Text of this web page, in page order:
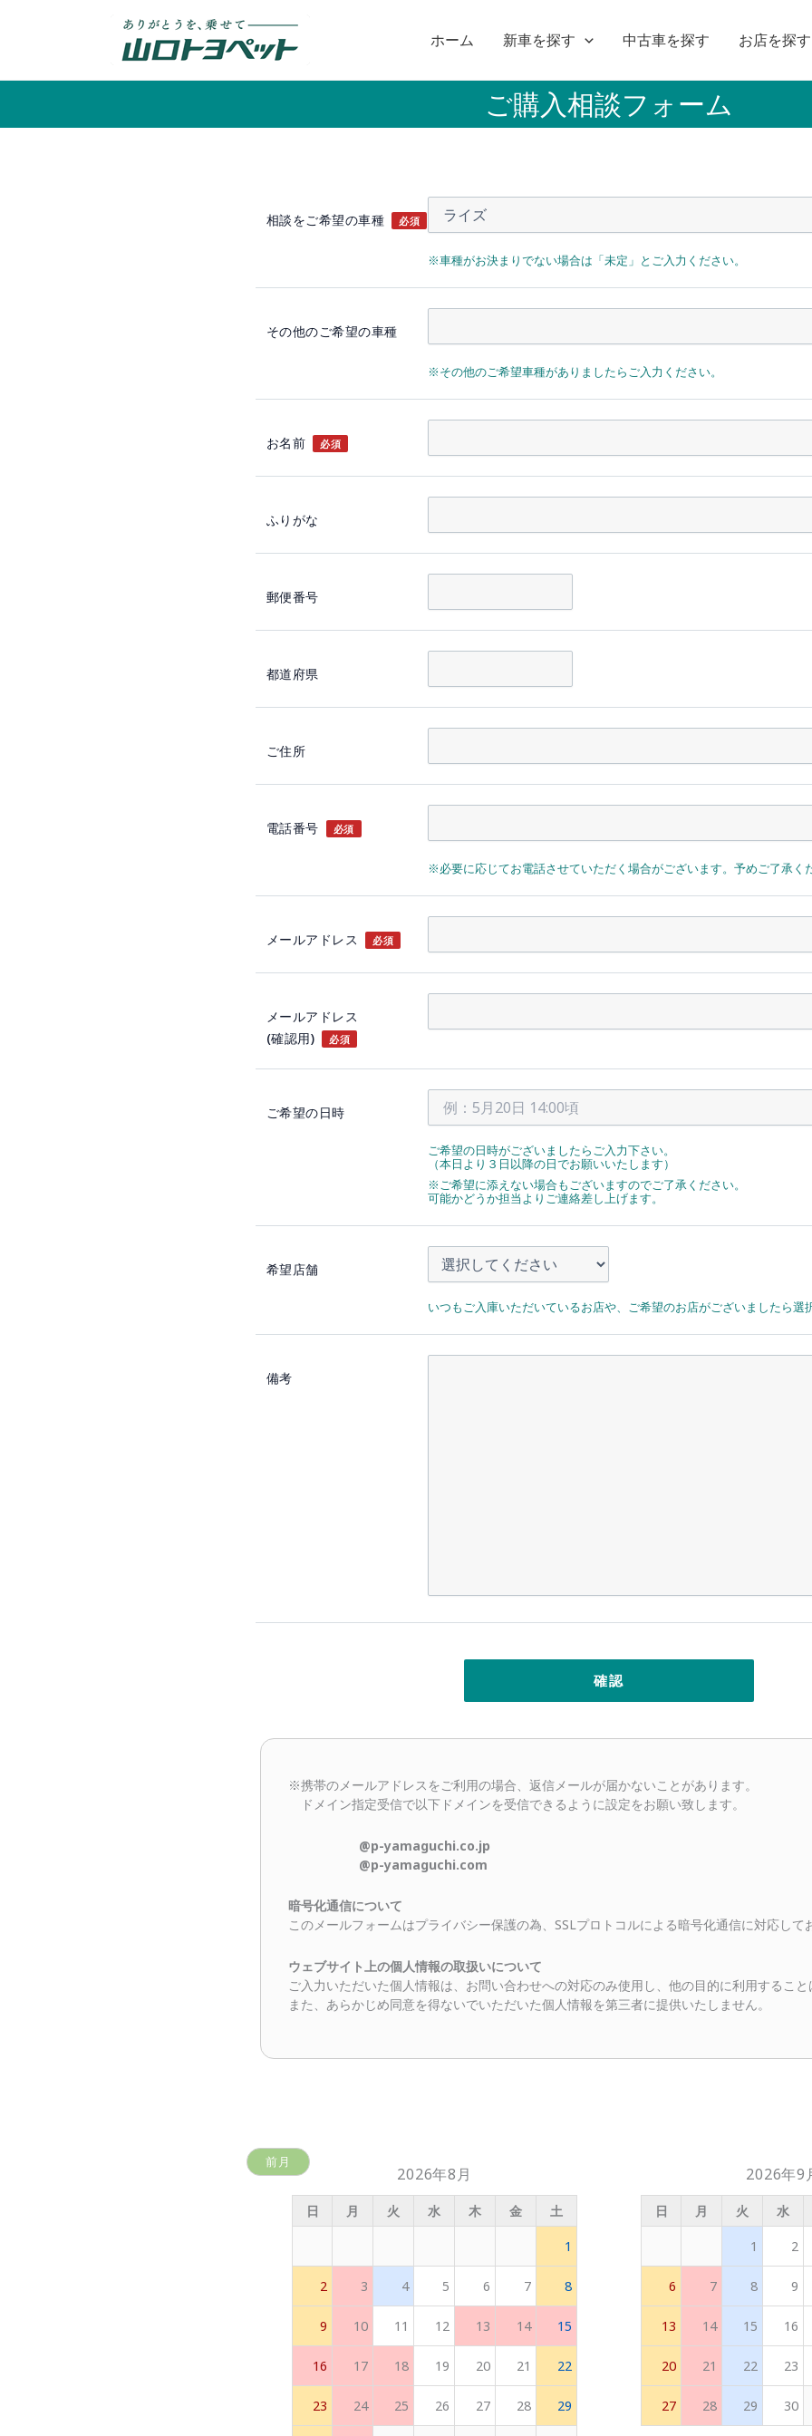
ス
ッ
ホーム 新車を探す 中古車を探す お店を探す
ご購入相談フォーム
相談をご希望の車種 必須
※車種がお決まりでない場合は「未定」とご入力ください。
その他のご希望の車種
※その他のご希望車種がありましたらご入力ください。
お名前 必須
ふりがな
郵便番号
都道府県
ご住所
電話番号 必須
※必要に応じてお電話させていただく場合がございます。予めご了承く
メールアドレス 必須
メールアドレス
(確認用)
必須
ご希望の日時
ご希望の日時がございましたらご入力下さい。
（本日より３日以降の日でお願いいたします）
※ご希望に添えない場合もございますのでご了承ください。
可能かどうか担当よりご連絡差し上げます。
希望店舗
いつもご入庫いただいているお店や、ご希望のお店がございましたら選
備考
※携帯のメールアドレスをご利用の場合、返信メールが届かないことがあります。
ドメイン指定受信で以下ドメインを受信できるように設定をお願い致します。
@p-yamaguchi.co.jp
@p-yamaguchi.com
暗号化通信について
このメールフォームはプライバシー保護の為、SSLプロトコルによる暗号化通信に対応して
ウェブサイト上の個人情報の取扱いについて
ご入力いただいた個人情報は、お問い合わせへの対応のみ使用し、他の目的に利用するこ
また、あらかじめ同意を得ないでいただいた個人情報を第三者に提供いたしません。
前月
2026年8月
日 月 火 水 木 金 土
1
2 3 4 5 6 7 8
9 10 11 12 13 14 15
16 17 18 19 20 21 22
23 24 25 26 27 28 29
2026年9
日 月 火 水
1 2
6 7 8 9
13 14 15 16
20 21 22 23
27 28 29 30